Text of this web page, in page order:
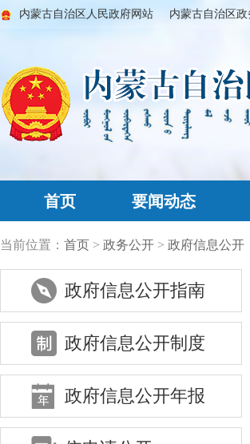
内蒙古自治区人民政府网站 内蒙古自治区政
首页 要闻动态
当前位置： 首页 > 政务公开 > 政府信息公开
政府信息公开指南
政府信息公开制度
政府信息公开年报